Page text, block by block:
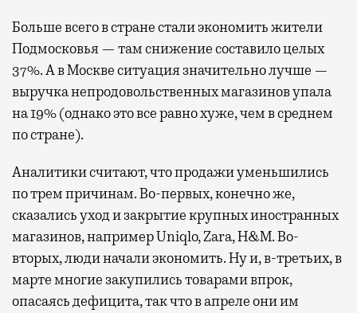
Больше всего в стране стали экономить жители
Подмосковья — там снижение составило целых
37%. А в Москве ситуация значительно лучше —
выручка непродовольственных магазинов упала
на 19% (однако это все равно хуже, чем в среднем
по стране).
Аналитики считают, что продажи уменьшились
по трем причинам. Во-первых, конечно же,
сказались уход и закрытие крупных иностранных
магазинов, например Uniqlo, Zara, H&M. Во-
вторых, люди начали экономить. Ну и, в-третьих, в
марте многие закупились товарами впрок,
опасаясь дефицита, так что в апреле они им